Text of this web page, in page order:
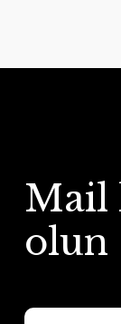
Mail
olun